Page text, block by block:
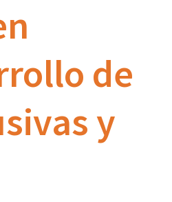
de
y